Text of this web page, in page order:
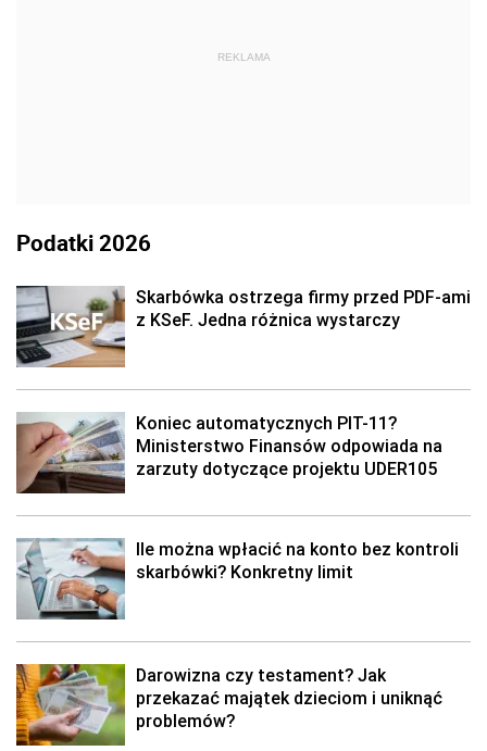
REKLAMA
Podatki 2026
Skarbówka ostrzega firmy przed PDF-ami
z KSeF. Jedna różnica wystarczy
Koniec automatycznych PIT-11?
Ministerstwo Finansów odpowiada na
zarzuty dotyczące projektu UDER105
Ile można wpłacić na konto bez kontroli
skarbówki? Konkretny limit
Darowizna czy testament? Jak
przekazać majątek dzieciom i uniknąć
problemów?